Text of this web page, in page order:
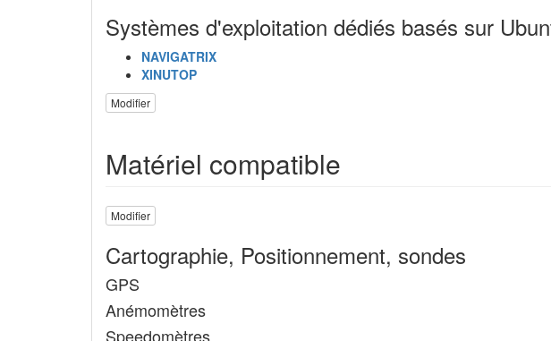
Systèmes d'exploitation dédiés basés sur
NAVIGATRIX
XINUTOP
Modifier
Matériel compatible
Modifier
Cartographie, Positionnement, sondes
GPS
Anémomètres
Speedomètres